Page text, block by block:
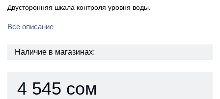
Двусторонняя шкала контроля уровня воды.
Все описание
Наличие в магазинах:
4 545 сом